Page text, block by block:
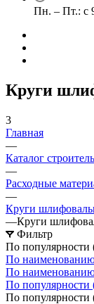
Пн. – Пт.: с
Круги
3
Главная
—
Каталог
—
Расходные
—
Круги
—Круги
Фильтр
По популярности
По
По
По популярности
По популярности